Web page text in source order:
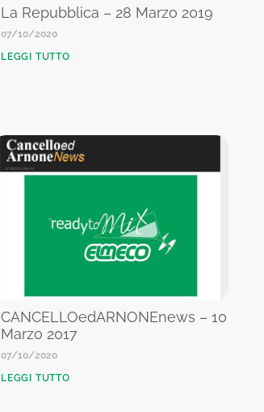
La Repubblica – 28 Marzo 2019
07/10/2020
LEGGI TUTTO
CANCELLOedARNONEnews – 10
Marzo 2017
07/10/2020
LEGGI TUTTO